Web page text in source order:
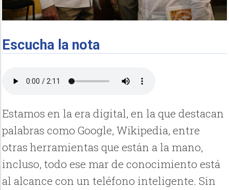
Escucha la nota
Estamos en la era digital, en la que destacan
palabras como Google, Wikipedia, entre
otras herramientas que están a la mano,
incluso, todo ese mar de conocimiento está
al alcance con un teléfono inteligente. Sin